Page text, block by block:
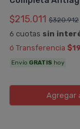
$215.011 $320.912
6 cuotas sin
ó Transferencia
Envío GRATIS hoy
Agregar